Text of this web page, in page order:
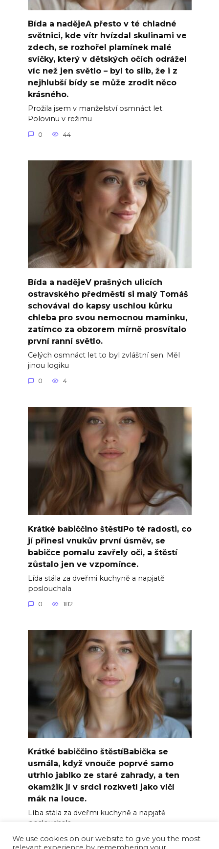
Bída a nadějeA přesto v té chladné
světnici, kde vítr hvízdal skulinami ve
zdech, se rozhořel plamínek malé
svíčky, který v dětských očích odrážel
víc než jen světlo – byl to slib, že i z
nejhlubší bídy se může zrodit něco
krásného.
Prožila jsem v manželství osmnáct let.
Polovinu v režimu
0 44
Bída a nadějeV prašných ulicích
ostravského předměstí si malý Tomáš
schovával do kapsy uschlou kůrku
chleba pro svou nemocnou maminku,
zatímco za obzorem mírně prosvítalo
první ranní světlo.
Celých osmnáct let to byl zvláštní sen. Měl
jinou logiku
0 4
Krátké babiččino štěstíPo té radosti, co
jí přinesl vnukův první úsměv, se
babičce pomalu zavřely oči, a štěstí
zůstalo jen ve vzpomínce.
Lída stála za dveřmi kuchyně a napjatě
poslouchala
0 182
Krátké babiččino štěstíBabička se
usmála, když vnouče poprvé samo
utrhlo jablko ze staré zahrady, a ten
okamžik jí v srdci rozkvetl jako vlčí
mák na louce.
Líba stála za dveřmi kuchyně a napjatě
poslouchala
0 7
We use cookies on our website to give you the most